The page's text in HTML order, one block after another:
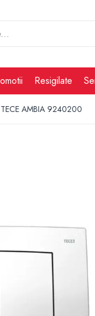
Resigilate
TECE AMBIA 9240200